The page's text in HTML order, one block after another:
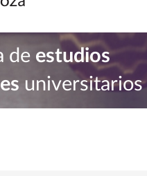
de estudios
universitarios